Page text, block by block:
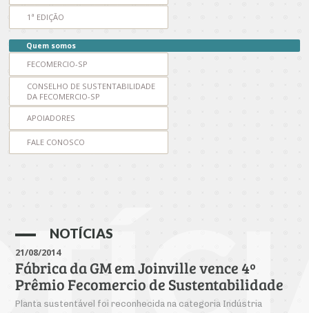
Turismo
PROJETOS ESPECIAIS:
Afixação de preços e fiscalização
Logística Reversa
COP30
Serviços
SESC
Cecomercio
Licitações
Prêmio de Sustentabilidade
Conselho de Assuntos Tributários
Conselho Estadual de Defesa do Contribuinte
Conselho de Economia Empresarial e Política
Conselho Superior de Direito
Conselho do Comércio Atacadista
Conselho de Serviços
Advocacy
1ª EDIÇÃO
Quem somos
FECOMERCIO-SP
CONSELHO DE SUSTENTABILIDADE
DA FECOMERCIO-SP
APOIADORES
FALE CONOSCO
NOTÍCIAS
21/08/2014
Fábrica da GM em Joinville vence 4º
Prêmio Fecomercio de Sustentabilidade
Planta sustentável foi reconhecida na categoria Indústria